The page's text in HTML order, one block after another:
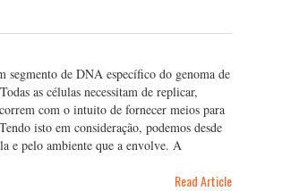
de DNA específico do genoma de
as células necessitam de replicar,
com o intuito de fornecer meios para
isto em consideração, podemos desde
e pelo ambiente que a envolve. A
Read Article